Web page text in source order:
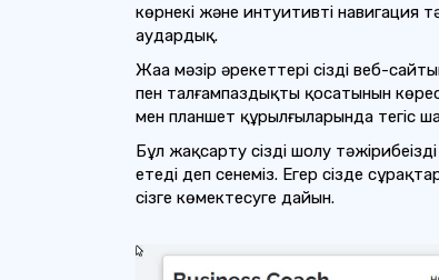
көрнекі және интуитивті навигация
аудардық.
Жаңа мәзір әрекеттері сіздің веб-
пен талғампаздықты қосатынын
мен планшет құрылғыларында тегіс
Бұл жақсарту сіздің шолу
етеді деп сенеміз. Егер сізде
сізге көмектесуге дайын.